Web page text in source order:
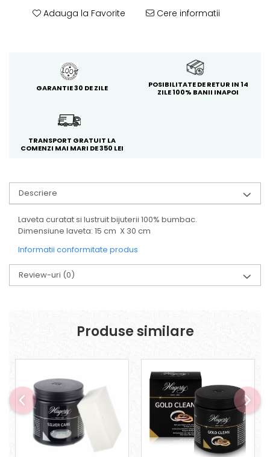
Adauga la Favorite Cere informatii
GARANTIE 30 DE ZILE
POSIBILITATE DE RETUR IN 14
ZILE 100% BANII INAPOI
TRANSPORT GRATUIT LA
COMENZI MAI MARI DE 350 LEI
Descriere
Laveta curatat si lustruit bijuterii 100% bumbac.
Dimensiune laveta: 15 cm X 30 cm
Informatii conformitate produs
Review-uri (0)
Produse similare